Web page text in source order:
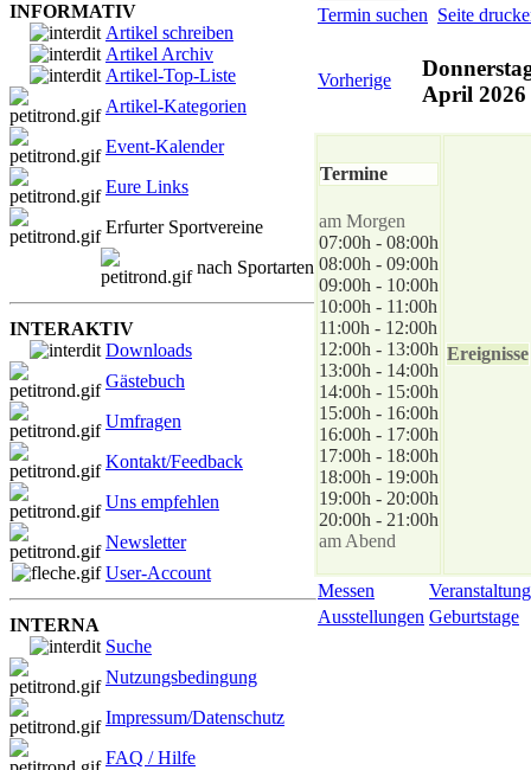
INFORMATIV
Artikel schreiben
Artikel Archiv
Artikel-Top-Liste
Artikel-Kategorien
Event-Kalender
Eure Links
Erfurter Sportvereine
nach Sportarten
INTERAKTIV
Downloads
Gästebuch
Umfragen
Kontakt/Feedback
Uns empfehlen
Newsletter
User-Account
INTERNA
Suche
Nutzungsbedingung
Impressum/Datenschutz
FAQ / Hilfe
Termin suchen Seite
Vorherige
April 2026
Termine
am Morgen
07:00h - 08:00h
08:00h - 09:00h
09:00h - 10:00h
10:00h - 11:00h
11:00h - 12:00h
12:00h - 13:00h
13:00h - 14:00h
14:00h - 15:00h
15:00h - 16:00h
16:00h - 17:00h
17:00h - 18:00h
18:00h - 19:00h
19:00h - 20:00h
20:00h - 21:00h
am Abend
Ereignisse
Messen
Veranstaltung
Ausstellungen Geburtstage